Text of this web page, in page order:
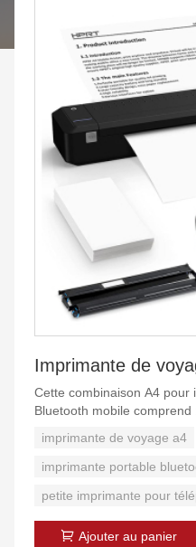
Cette combinaison A4 pour
Bluetooth mobile
1 câble USB, 1 paquet de
voyage portable HPRT est
iPhone pour tenir dans une
un sac à dos ou un
imprimante de voyage a4
imprimante portable
petite imprimante pour
Ajouter au panier